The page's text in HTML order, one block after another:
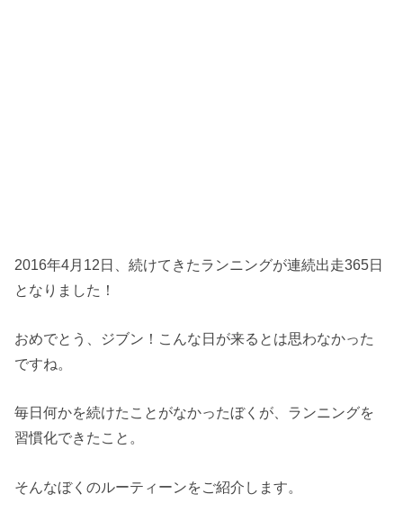
2016年4月12日、続けてきたランニングが連続出走365日
となりました！
おめでとう、ジブン！こんな日が来るとは思わなかった
ですね。
毎日何かを続けたことがなかったぼくが、ランニングを
習慣化できたこと。
そんなぼくのルーティーンをご紹介します。